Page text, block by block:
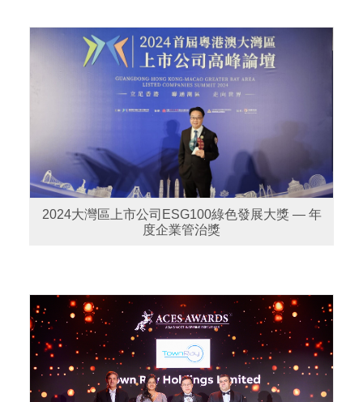
2024大灣區上市公司ESG100綠色發展大獎 — 年
度企業管治獎